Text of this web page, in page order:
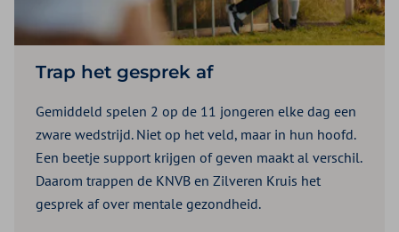
Trap het gesprek af
Gemiddeld spelen 2 op de 11 jongeren elke dag een
zware wedstrijd. Niet op het veld, maar in hun hoofd.
Een beetje support krijgen of geven maakt al verschil.
Daarom trappen de KNVB en Zilveren Kruis het
gesprek af over mentale gezondheid.